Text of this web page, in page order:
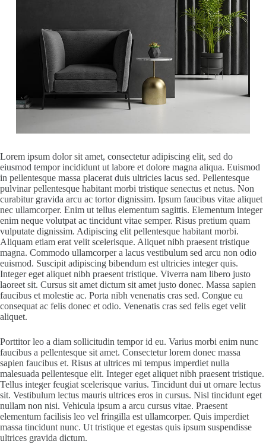
Lorem ipsum dolor sit amet, consectetur adipiscing elit, sed do
eiusmod tempor incididunt ut labore et dolore magna aliqua. Euismod
in pellentesque massa placerat duis ultricies lacus sed. Pellentesque
pulvinar pellentesque habitant morbi tristique senectus et netus. Non
curabitur gravida arcu ac tortor dignissim. Ipsum faucibus vitae aliquet
nec ullamcorper. Enim ut tellus elementum sagittis. Elementum integer
enim neque volutpat ac tincidunt vitae semper. Risus pretium quam
vulputate dignissim. Adipiscing elit pellentesque habitant morbi.
Aliquam etiam erat velit scelerisque. Aliquet nibh praesent tristique
magna. Commodo ullamcorper a lacus vestibulum sed arcu non odio
euismod. Suscipit adipiscing bibendum est ultricies integer quis.
Integer eget aliquet nibh praesent tristique. Viverra nam libero justo
laoreet sit. Cursus sit amet dictum sit amet justo donec. Massa sapien
faucibus et molestie ac. Porta nibh venenatis cras sed. Congue eu
consequat ac felis donec et odio. Venenatis cras sed felis eget velit
aliquet.
Porttitor leo a diam sollicitudin tempor id eu. Varius morbi enim nunc
faucibus a pellentesque sit amet. Consectetur lorem donec massa
sapien faucibus et. Risus at ultrices mi tempus imperdiet nulla
malesuada pellentesque elit. Integer eget aliquet nibh praesent tristique.
Tellus integer feugiat scelerisque varius. Tincidunt dui ut ornare lectus
sit. Vestibulum lectus mauris ultrices eros in cursus. Nisl tincidunt eget
nullam non nisi. Vehicula ipsum a arcu cursus vitae. Praesent
elementum facilisis leo vel fringilla est ullamcorper. Quis imperdiet
massa tincidunt nunc. Ut tristique et egestas quis ipsum suspendisse
ultrices gravida dictum.